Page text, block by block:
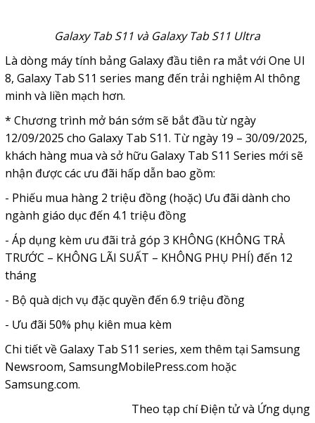
Galaxy Tab S11 và Galaxy Tab S11 Ultra
Là dòng máy tính bảng Galaxy đầu tiên ra mắt với One UI
8, Galaxy Tab S11 series mang đến trải nghiệm AI thông
minh và liền mạch hơn.
* Chương trình mở bán sớm sẽ bắt đầu từ ngày
12/09/2025 cho Galaxy Tab S11. Từ ngày 19 – 30/09/2025,
khách hàng mua và sở hữu Galaxy Tab S11 Series mới sẽ
nhận được các ưu đãi hấp dẫn bao gồm:
- Phiếu mua hàng 2 triệu đồng (hoặc) Ưu đãi dành cho
ngành giáo dục đến 4.1 triệu đồng
- Áp dụng kèm ưu đãi trả góp 3 KHÔNG (KHÔNG TRẢ
TRƯỚC – KHÔNG LÃI SUẤT – KHÔNG PHỤ PHÍ) đến 12
tháng
- Bộ quà dịch vụ đặc quyền đến 6.9 triệu đồng
- Ưu đãi 50% phụ kiên mua kèm
Chi tiết về Galaxy Tab S11 series, xem thêm tại Samsung
Newsroom, SamsungMobilePress.com hoặc
Samsung.com.
Theo tạp chí Điện tử và Ứng dụng